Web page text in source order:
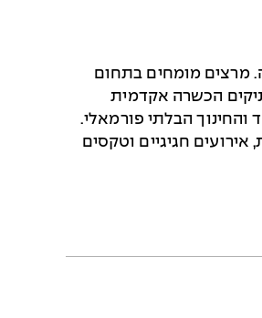
מרצים מומחים בתחום
הכשרה אקדמית
והחינוך הבלתי פורמאלי.
חגיגיים וטקסים